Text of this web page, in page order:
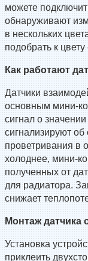
можете
обнаруживают
в нескольких
подобрать к
Как работают
Датчики
основным мини-
сигнал о
сигнализируют
проветривания в
холоднее, мини-
полученных от
для радиатора.
снижает
Монтаж датчика
Установка
приклеить